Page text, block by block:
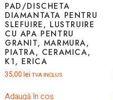
PAD/DISCHETA
DIAMANTATA PENTRU
SLEFUIRE, LUSTRUIRE
CU APA PENTRU
GRANIT, MARMURA,
PIATRA, CERAMICA,
K1, ERICA
35,00 lei TVA INCLUS
Adaugă în coș